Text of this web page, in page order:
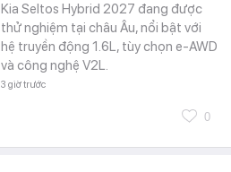
Kia Seltos Hybrid 2027 đang được
thử nghiệm tại châu Âu, nổi bật với
hệ truyền động 1.6L, tùy chọn e-AWD
và công nghệ V2L.
3 giờ trước
0